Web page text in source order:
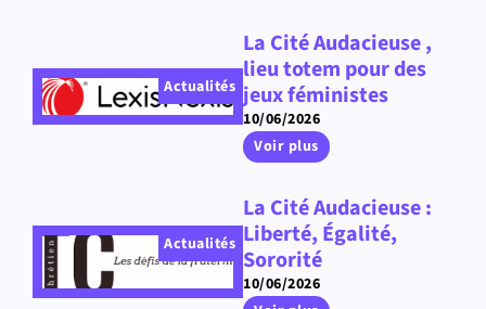
Actualités
La Cité Audacieuse ,
lieu totem pour des
jeux féministes
10/06/2026
Voir plus
Actualités
La Cité Audacieuse :
Liberté, Égalité,
Sororité
10/06/2026